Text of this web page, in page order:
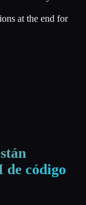
at the end for
código